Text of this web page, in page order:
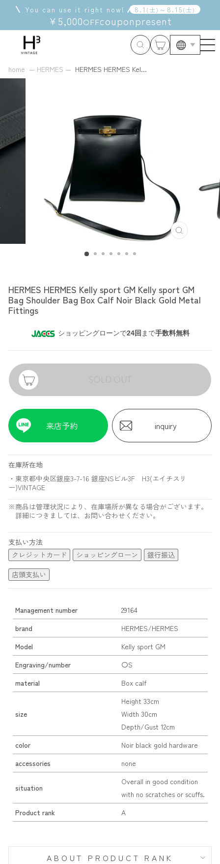
You can use it right now! 8 . 1 ( 土) ～ 8 . 15( 土)
¥5,000OFFcouponpresent
home HERMES HERMES HERMES Kel...
HERMES HERMES Kelly sport GM Kelly sport GM
Bag Shoulder Bag Box Calf Noir Black Gold Metal
Fittings
ショッピングローンで24回 まで手数料無料
来店予約 inquiry
在庫所在地
・東京都中央区銀座3-7-16 銀座NSビル3F H3(エイチスリ
ー)VINTAGE
※商品は管理状況により、在庫場所が異なる場合がございます。
詳細につきましては、お問い合わせください。
支払い方法
クレジットカード
ショッピングローン
銀行振込
店頭支払い
Management number
29164
brand
HERMES/HERMES
Model
Kelly sport GM
Engraving/number
〇S
material
Box calf
size
Height 33cm
Width 30cm
Depth/Gust 12cm
color
Noir black gold hardware
accessories
none
situation
Overall in good condition
with no scratches or scuffs.
Product rank
A
ABOUT PRODUCT RANK